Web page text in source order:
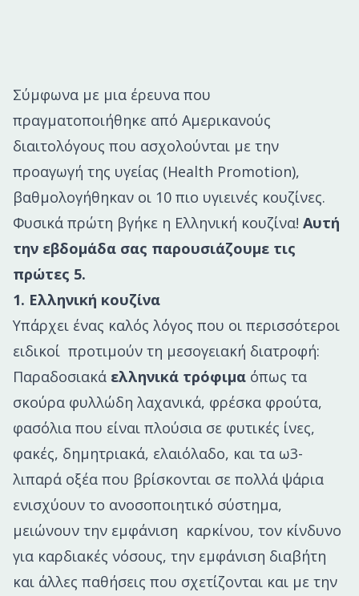
Σύμφωνα με μια έρευνα που
πραγματοποιήθηκε από Αμερικανούς
διαιτολόγους που ασχολούνται με την
προαγωγή της υγείας (Health Promotion),
βαθμολογήθηκαν οι 10 πιο υγιεινές κουζίνες.
Φυσικά πρώτη βγήκε η Ελληνική κουζίνα! Αυτή
την εβδομάδα σας παρουσιάζουμε τις
πρώτες 5.
1. Ελληνική κουζίνα
Υπάρχει ένας καλός λόγος που οι περισσότεροι
ειδικοί προτιμούν τη μεσογειακή διατροφή:
Παραδοσιακά ελληνικά τρόφιμα όπως τα
σκούρα φυλλώδη λαχανικά, φρέσκα φρούτα,
φασόλια που είναι πλούσια σε φυτικές ίνες,
φακές, δημητριακά, ελαιόλαδο, και τα ω3-
λιπαρά οξέα που βρίσκονται σε πολλά ψάρια
ενισχύουν το ανοσοποιητικό σύστημα,
μειώνουν την εμφάνιση καρκίνου, τον κίνδυνο
για καρδιακές νόσους, την εμφάνιση διαβήτη
και άλλες παθήσεις που σχετίζονται και με την